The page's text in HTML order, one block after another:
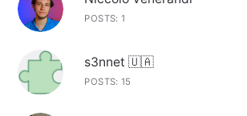
POSTS: 1
s3nnet 🇺🇦
POSTS: 15